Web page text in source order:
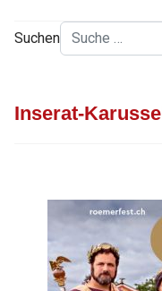
Suchen
Inserat-Karussell